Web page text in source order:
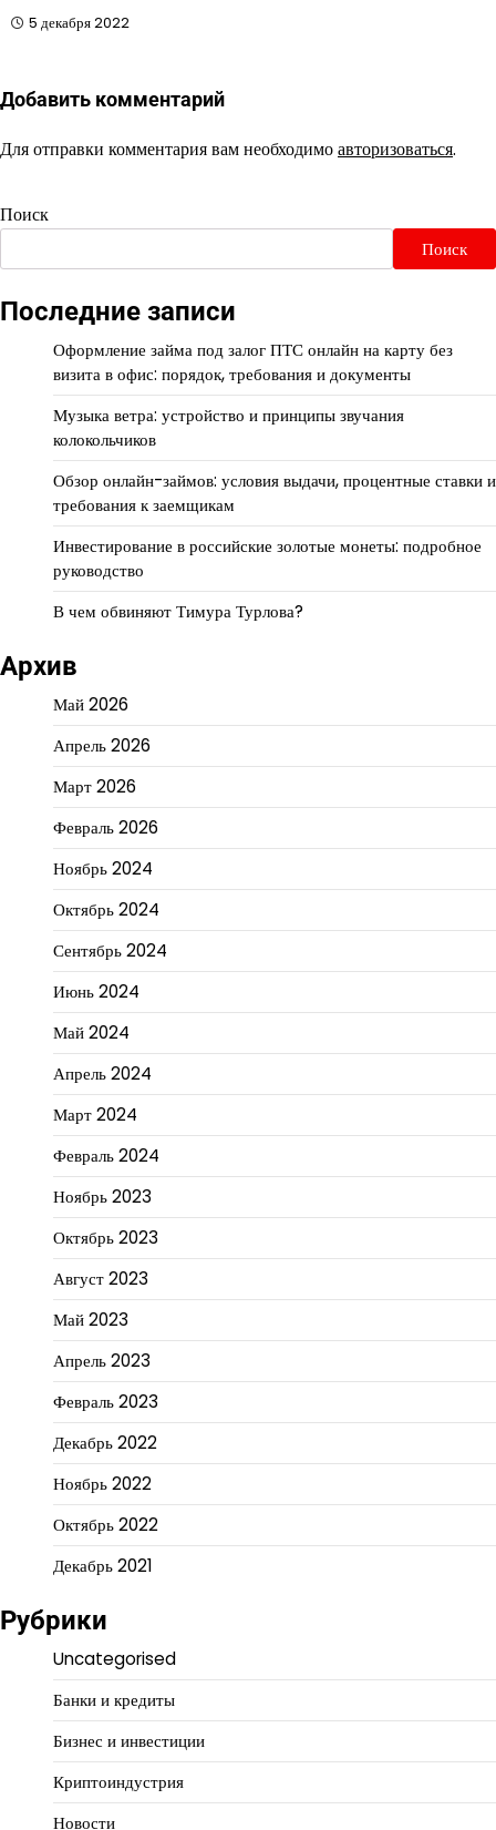
5 декабря 2022
Добавить комментарий
Для отправки комментария вам необходимоавторизоваться.
Поиск
Поиск
Последние записи
Оформление займа под залог ПТС онлайн на карту без
визита в офис: порядок, требования и документы
Музыка ветра: устройство и принципы звучания
колокольчиков
Обзор онлайн-займов: условия выдачи, процентные ставки и
требования к заемщикам
Инвестирование в российские золотые монеты: подробное
руководство
В чем обвиняют Тимура Турлова?
Архив
Май 2026
Апрель 2026
Март 2026
Февраль 2026
Ноябрь 2024
Октябрь 2024
Сентябрь 2024
Июнь 2024
Май 2024
Апрель 2024
Март 2024
Февраль 2024
Ноябрь 2023
Октябрь 2023
Август 2023
Май 2023
Апрель 2023
Февраль 2023
Декабрь 2022
Ноябрь 2022
Октябрь 2022
Декабрь 2021
Рубрики
Uncategorised
Банки и кредиты
Бизнес и инвестиции
Криптоиндустрия
Новости